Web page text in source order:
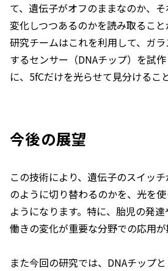
て、遺伝子がオフのままなのか、
変化しつつあるのかを読み取ること
研究チームはこれを利用して、ガ
するセンサー（DNAチップ）を試
に、5fCだけを光らせて見分けるこ
今後の展望
この技術により、遺伝子のスイッ
のように切り替わるのかを、光を
ようになります。特に、胎児の発
働きの変化が重要な分野での応用が
また今回の研究では、DNAチップ